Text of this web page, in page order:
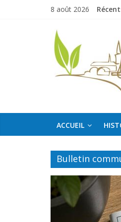
8 août 2026
La
Roë
Sortir…
ACCUEIL
Bulletin